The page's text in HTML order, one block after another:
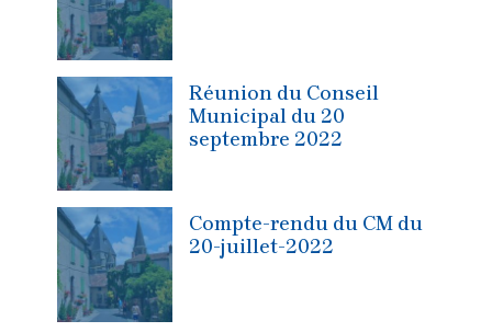
Réunion du Conseil
Municipal du 20
septembre 2022
Compte-rendu du CM du
20-juillet-2022